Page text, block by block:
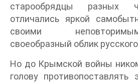
старообрядцы разных
отличались яркой
своими
своеобразный облик
Но до Крымской войны
голову противопоставлять